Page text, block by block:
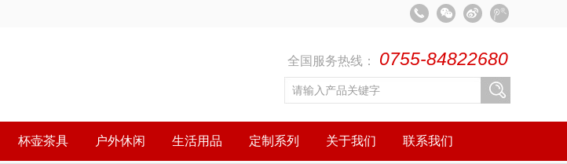
全国服务热线： 0755-84822680
杯壶茶具 户外休闲 生活用品 定制系列 关于我们 联系我们